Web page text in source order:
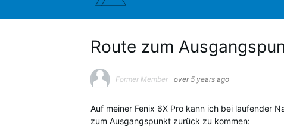
Route zum
Former Member over 5 years ago
Auf meiner Fenix 6X Pro kann ich bei laufender
zum Ausgangspunkt zurück zu kommen: